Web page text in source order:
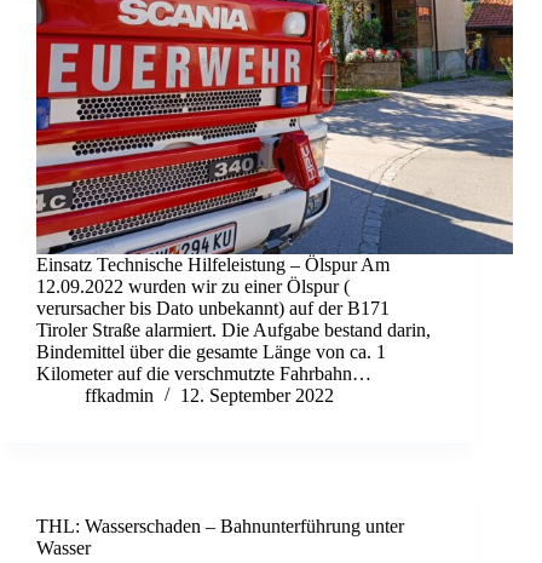
Einsatz Technische Hilfeleistung – Ölspur Am
12.09.2022 wurden wir zu einer Ölspur (
verursacher bis Dato unbekannt) auf der B171
Tiroler Straße alarmiert. Die Aufgabe bestand darin,
Bindemittel über die gesamte Länge von ca. 1
Kilometer auf die verschmutzte Fahrbahn…
ffkadmin
12. September 2022
THL: Wasserschaden – Bahnunterführung unter
Wasser